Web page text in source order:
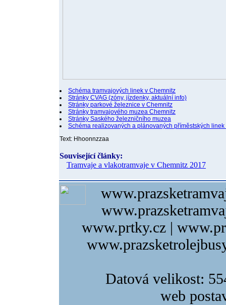
Schéma tramvajových linek v Chemnitz
Stránky CVAG (zóny, jízdenky, aktuální info)
Stránky parkové železnice v Chemnitz
Stránky tramvajového muzea Chemnitz
Stránky Saského železničního muzea
Schéma realizovaných a plánovaných příměstských
Text: Hhoonnzzaa
Související články:
Tramvaje a vlakotramvaje v Chemnitz 2017
www.prtky.cz |
Datová velikost:
web